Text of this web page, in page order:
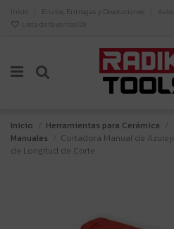
Inicio Envíos, Entregas y Devoluciones
Lista de favoritos ( 0)
Inicio Herramientas para Cerámica
Manuales
Cortadora Manual de
de Longitud de Corte